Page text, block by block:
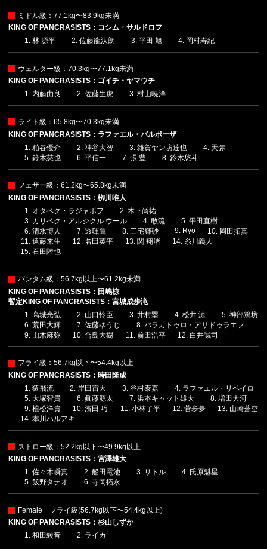
ミドル級：77.1kg〜83.9kg未満
KING OF PANCRASISTS：コシム・サルドロフ
林 源平
佐藤龍汰朗 平田 旭 岡村寿紀
ウェルター級：70.3kg〜77.1kg未満
KING OF PANCRASISTS：ゴイチ・ヤマウチ
内藤由良
佐藤生虎 村山暁洋
ライト級：65.8kg〜70.3kg未満
KING OF PANCRASISTS：ラファエル・バルボーザ
粕谷優介
神谷大智 雑賀ヤン坊達也
天弥
鈴木慈也
平信一 張 豊 鈴木悠斗
フェザー級：61.2kg〜65.8kg未満
KING OF PANCRASISTS：栁川唯人
オタベク・ラジャボフ
木下尚祐
カリベク・アルジクル ウール
敢流
平田直樹
清水博人
透暉鷹 三宅輝砂 Ryo
岡田拓真
遠藤来生
名田英平 関 翔渚
糸川義人
石田陸也
バンタム級：56.7kg以上〜61.2kg未満
KING OF PANCRASISTS：田嶋椋
暫定KING OF PANCRASISTS：宮城成歩滝
高城光弘
山口怜臣 井村塁 松井 涼
神部篤坊
荒田大輝
佐藤ゆうじ
バラカトゥロ・アサドゥラエフ
山木麻弥
合島大樹 前田浩平 白井誠司
フライ級：56.7kg以下〜54.4kg以上
KING OF PANCRASISTS：時田隆成
猿飛流
岸田宙大 谷村泰嘉
ラファエル・リベイロ
大塚智貴
眞藤源太 浜本キャット雄大
増田大河
植松洋貴
濱田 巧 小林了平 菅歩夢
山崎蒼空
本川ハルアキ
ストロー級：52.2kg以下〜49.9kg以上
KING OF PANCRASISTS：宮澤雄大
佐々木瞬真
船田電池 リトル
氏原魁星
飯野タテオ
寺岡拓永
Female フライ級(56.7kg以下〜54.4kg以上)
KING OF PANCRASISTS：杉山しずか
和田綾音
ライカ